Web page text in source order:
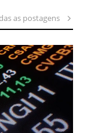
as postagens